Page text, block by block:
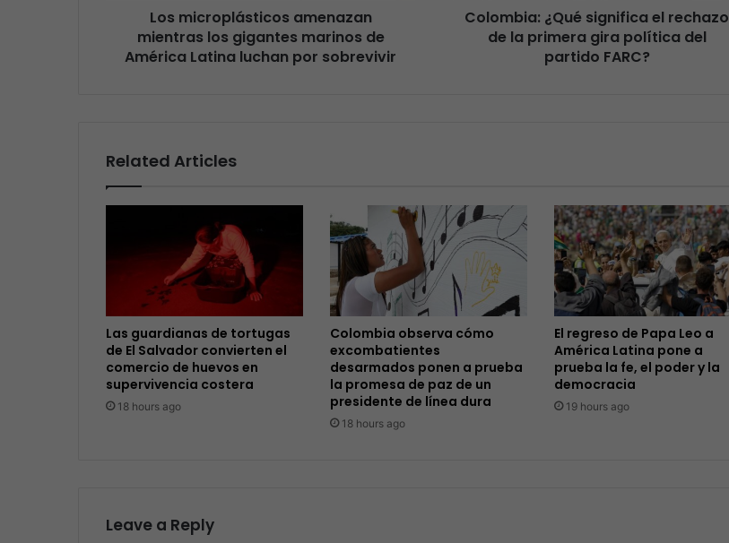
Los microplásticos amenazan
mientras los gigantes marinos de
América Latina luchan por sobrevivir
Colombia: ¿Qué significa el rechazo
de la primera gira política del
partido FARC?
Related Articles
Las guardianas de tortugas
de El Salvador convierten el
comercio de huevos en
supervivencia costera
18 hours ago
Colombia observa cómo
excombatientes
desarmados ponen a prueba
la promesa de paz de un
presidente de línea dura
18 hours ago
El regreso de Papa Leo a
América Latina pone a
prueba la fe, el poder y la
democracia
19 hours ago
Leave a Reply